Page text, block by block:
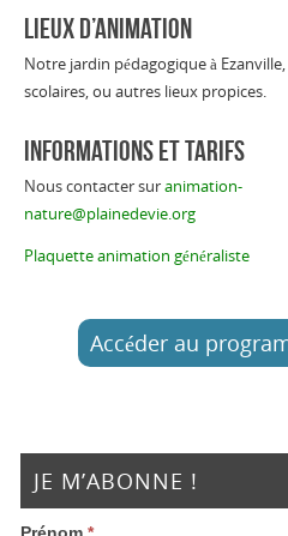
LIEUX D’ANIMATION
Notre jardin pédagogique à
scolaires, ou autres lieux propices.
INFORMATIONS ET TARIFS
Nous contacter suranimation-
nature@plainedevie.org
Plaquette animation généraliste
Accéder au
JE M’ABONNE !